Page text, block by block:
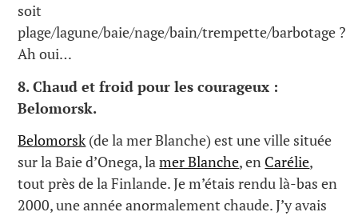
soit
plage/lagune/baie/nage/bain/trempette/barbotage ?
Ah oui…
8.Chaud et froid pour les courageux :
Belomorsk.
Belomorsk(de la mer Blanche) est une ville située
sur la Baie d’Onega, lamer Blanche, en Carélie,
tout près de la Finlande. Je m’étais rendu là-bas en
2000, une année anormalement chaude. J’y avais